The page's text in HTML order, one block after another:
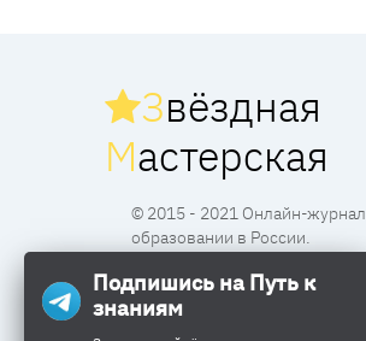
Звёздная
Мастерская
© 2015 - 2021 Онлайн-
образовании в России.
Все права защищены. Перпечатка
разрешена с согласия редакции и
Подпишись на Путь к
знаниям